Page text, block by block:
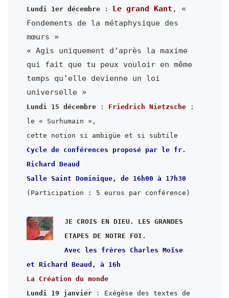
Lundi 1er décembre : Le grand Kant , «
Fondements de la métaphysique des
mœurs »
« Agis uniquement d’après la maxime
qui fait que tu peux vouloir en même
temps qu’elle devienne un loi
universelle »
Lundi 15 décembre : Friedrich Nietzsche :
le « Surhumain »,
cette notion si ambigüe et si subtile
Cycle de conférences proposé par le fr.
Richard Beaud
Salle Saint Dominique, de 16h00 à 17h30
(Participation : 5 euros par conférence)
JE CROIS EN DIEU. LES GRANDES
Avec les frères Charles Moïse
et Richard Beaud, à 16h
La Création du monde
Lundi 19 janvier : Exégèse des textes de